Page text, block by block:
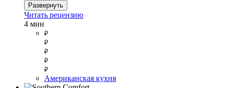
Развернуть
Читать рецензию
4 мин
Американская кухня